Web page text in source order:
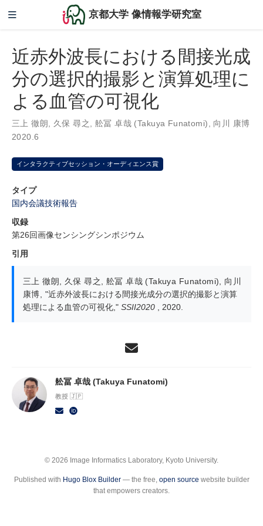
京都大学 像情報学研究室
近赤外波長における間接光成
分の選択的撮影と演算処理に
よる血管の可視化
三上 徹朗 久保 尋之 舩冨 卓哉 (Takuya Funatomi)
向川 康博
2020.6
インタラクティブセッション・オーディエンス賞
タイプ
国内会議技術報告
収録
第26回画像センシングシンポジウム
引用
三上 徹朗 久保 尋之 舩冨 卓哉 (Takuya Funatomi)
向川
康博
"近赤外波長における間接光成分の選択的撮影と演算
処理による血管の可視化," SSII2020 , 2020.
舩冨 卓哉 (Takuya Funatomi)
教授 🇯🇵
© 2026 Image Informatics Laboratory, Kyoto University.
Published with Hugo Blox Builder— the free, open source website builder
that empowers creators.